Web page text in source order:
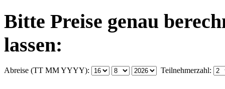
Bitte Preise genau
lassen:
Abreise (TT MM YYYY): Teilnehmerzahl: